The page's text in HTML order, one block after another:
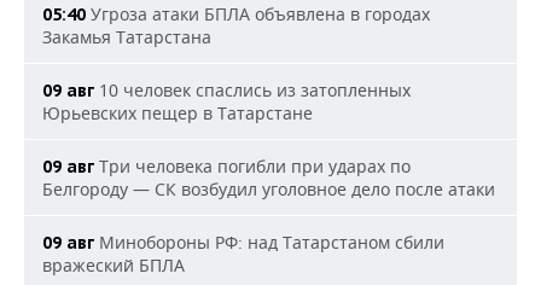
05:40 Угроза атаки БПЛА объявлена в городах
Закамья Татарстана
09 авг 10 человек спаслись из затопленных
Юрьевских пещер в Татарстане
09 авг Три человека погибли при ударах по
Белгороду — СК возбудил уголовное дело после атаки
09 авг Минобороны РФ: над Татарстаном сбили
вражеский БПЛА